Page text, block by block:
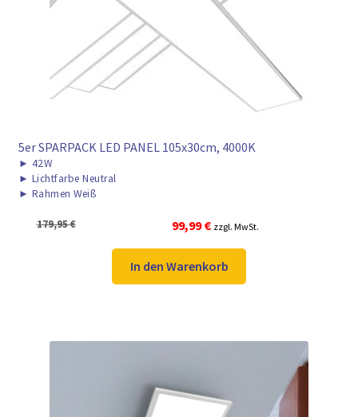
► ZAHLARTEN
► VERSANDARTEN
5er SPARPACK LED PANEL 105x30cm, 4000K
► 42W
► Lichtfarbe Neutral
► Rahmen Weiß
179,95€
Ursprünglicher
Preis
war:
179,95 €
99,99€Aktueller
Preis
ist:
99,99 €.
zzgl. MwSt.
In den Warenkorb